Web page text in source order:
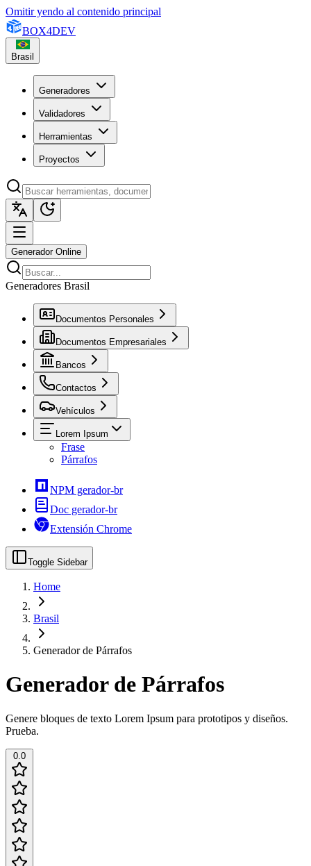
Omitir yendo al contenido principal
BOX4DEV
Brasil
Generadores
Validadores
Herramientas
Proyectos
Generador Online
Generadores Brasil
Documentos Personales
Documentos Empresariales
Bancos
Contactos
Vehículos
Lorem Ipsum
Frase
Párrafos
NPM gerador-br
Doc gerador-br
Extensión Chrome
Toggle Sidebar
Home
Brasil
Generador de Párrafos
Generador de Párrafos
Genere bloques de texto Lorem Ipsum para prototipos y diseños.
Prueba.
0.0